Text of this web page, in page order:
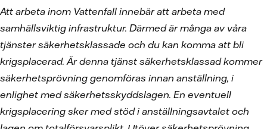
Att arbeta inom Vattenfall innebär att arbeta med
samhällsviktig infrastruktur. Därmed är många av våra
tjänster säkerhetsklassade och du kan komma att bli
krigsplacerad. Är denna tjänst säkerhetsklassad kommer
säkerhetsprövning genomföras innan anställning, i
enlighet med säkerhetsskyddslagen. En eventuell
krigsplacering sker med stöd i anställningsavtalet och